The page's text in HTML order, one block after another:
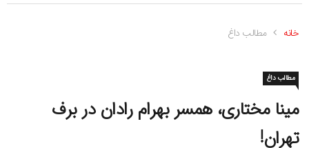
خانه مطالب داغ
مطالب داغ
مینا مختاری، همسر بهرام رادان در برف
تهران!